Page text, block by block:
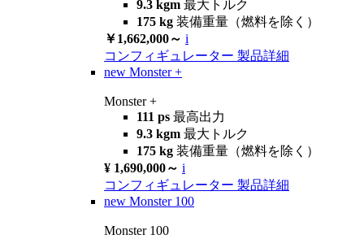
9.3 kgm 最大トルク
175 kg 装備重量（燃料を除く）
￥1,662,000～ i
コンフィギュレーター 製品詳細
new Monster +
Monster +
111 ps 最高出力
9.3 kgm 最大トルク
175 kg 装備重量（燃料を除く）
¥ 1,690,000～ i
コンフィギュレーター 製品詳細
new Monster 100
Monster 100